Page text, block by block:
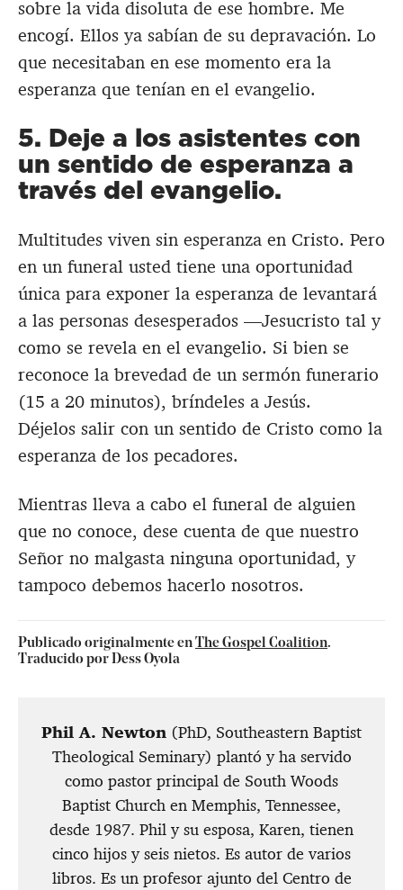
sobre la vida disoluta de ese hombre. Me
encogí. Ellos ya sabían de su depravación. Lo
que necesitaban en ese momento era la
esperanza que tenían en el evangelio.
5. Deje a los asistentes con
un sentido de esperanza a
través del evangelio.
Multitudes viven sin esperanza en Cristo. Pero
en un funeral usted tiene una oportunidad
única para exponer la esperanza de levantará
a las personas desesperados —Jesucristo tal y
como se revela en el evangelio. Si bien se
reconoce la brevedad de un sermón funerario
(15 a 20 minutos), bríndeles a Jesús.
Déjelos salir con un sentido de Cristo como la
esperanza de los pecadores.
Mientras lleva a cabo el funeral de alguien
que no conoce, dese cuenta de que nuestro
Señor no malgasta ninguna oportunidad, y
tampoco debemos hacerlo nosotros.
Publicado originalmente enThe Gospel Coalition.
Traducido por Dess Oyola
Phil A. Newton (PhD, Southeastern Baptist
Theological Seminary) plantó y ha servido
como pastor principal de South Woods
Baptist Church en Memphis, Tennessee,
desde 1987. Phil y su esposa, Karen, tienen
cinco hijos y seis nietos. Es autor de varios
libros. Es un profesor ajunto del Centro de